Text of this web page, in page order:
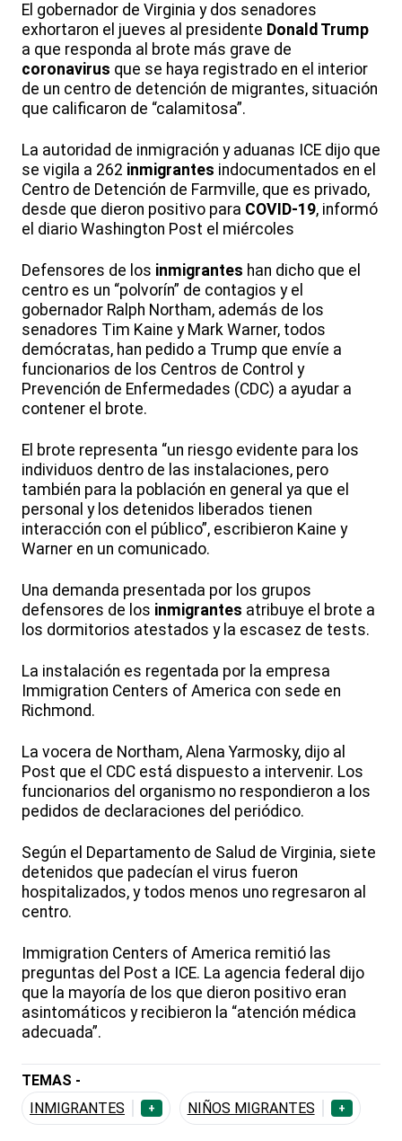
El gobernador de Virginia y dos senadores
exhortaron el jueves al presidente Donald Trump
a que responda al brote más grave de
coronavirus que se haya registrado en el interior
de un centro de detención de migrantes, situación
que calificaron de “calamitosa”.
La autoridad de inmigración y aduanas ICE dijo que
se vigila a 262 inmigrantes indocumentados en el
Centro de Detención de Farmville, que es privado,
desde que dieron positivo para COVID-19, informó
el diario Washington Post el miércoles
Defensores de los inmigrantes han dicho que el
centro es un “polvorín” de contagios y el
gobernador Ralph Northam, además de los
senadores Tim Kaine y Mark Warner, todos
demócratas, han pedido a Trump que envíe a
funcionarios de los Centros de Control y
Prevención de Enfermedades (CDC) a ayudar a
contener el brote.
El brote representa “un riesgo evidente para los
individuos dentro de las instalaciones, pero
también para la población en general ya que el
personal y los detenidos liberados tienen
interacción con el público”, escribieron Kaine y
Warner en un comunicado.
Una demanda presentada por los grupos
defensores de los inmigrantes atribuye el brote a
los dormitorios atestados y la escasez de tests.
La instalación es regentada por la empresa
Immigration Centers of America con sede en
Richmond.
La vocera de Northam, Alena Yarmosky, dijo al
Post que el CDC está dispuesto a intervenir. Los
funcionarios del organismo no respondieron a los
pedidos de declaraciones del periódico.
Según el Departamento de Salud de Virginia, siete
detenidos que padecían el virus fueron
hospitalizados, y todos menos uno regresaron al
centro.
Immigration Centers of America remitió las
preguntas del Post a ICE. La agencia federal dijo
que la mayoría de los que dieron positivo eran
asintomáticos y recibieron la “atención médica
adecuada”.
TEMAS -
INMIGRANTES
+ NIÑOS MIGRANTES +